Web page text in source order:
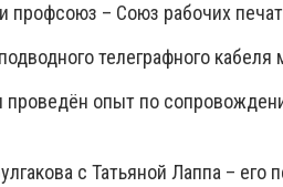
профсоюз – Союз рабочих
телеграфного
опыт по
с Татьяной Лаппа – его